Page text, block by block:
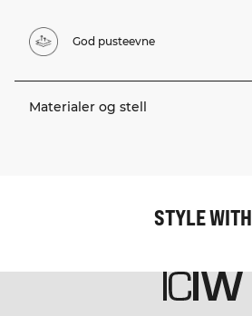
God pusteevne
Materialer og stell
STYLE WITH